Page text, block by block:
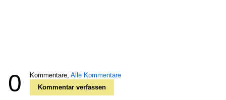
0 Kommentare, Alle Kommentare
Kommentar verfassen